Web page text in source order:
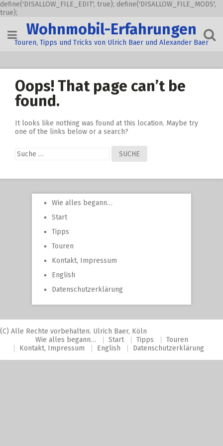
define('DISALLOW_FILE_EDIT', true); define('DISALLOW_FILE_MODS',
true);
content
Wohnmobil-Erfahrungen
Touren, Tipps und Tricks von Ulrich Baer und Alexander Baer
Oops! That page can’t be
found.
It looks like nothing was found at this location. Maybe try
one of the links below or a search?
Suche
nach:
Wie alles begann…
Start
Tipps
Touren
Kontakt, Impressum
English
Datenschutzerklärung
(C) Alle Rechte vorbehalten. Ulrich Baer, Köln
Wie alles begann…
Start Tipps
Touren
Kontakt, Impressum
English Datenschutzerklärung